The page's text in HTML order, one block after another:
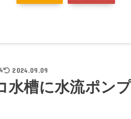
2024.09.09
水槽に水流ポン